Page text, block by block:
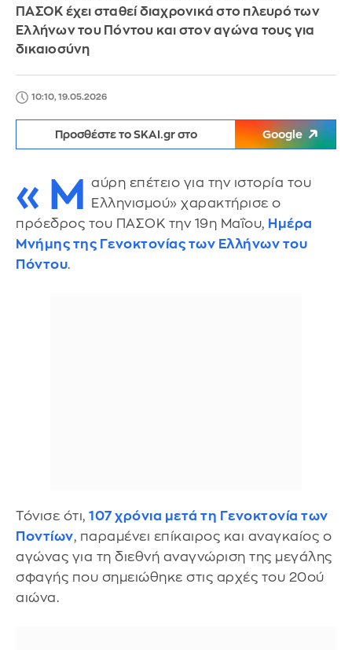
ΠΑΣΟΚ έχει σταθεί διαχρονικά στο πλευρό των
Ελλήνων του Πόντου και στον αγώνα τους για
δικαιοσύνη
10:10, 19.05.2026
Προσθέστε το SKAI.gr στο Google
«Μ
αύρη επέτειο για την ιστορία του
Ελληνισμού» χαρακτήρισε ο
πρόεδρος του ΠΑΣΟΚ την 19η Μαΐου, Ημέρα
Μνήμης της Γενοκτονίας των Ελλήνων του
Πόντου.
Τόνισε ότι, 107 χρόνια μετά τη Γενοκτονία των
Ποντίων, παραμένει επίκαιρος και αναγκαίος ο
αγώνας για τη διεθνή αναγνώριση της μεγάλης
σφαγής που σημειώθηκε στις αρχές του 20ού
αιώνα.